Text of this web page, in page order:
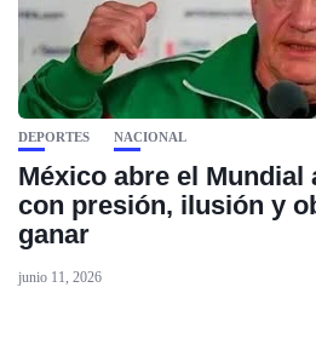
DEPORTES NACIONAL
México abre el Mundial
con presión, ilusión y
ganar
junio 11, 2026